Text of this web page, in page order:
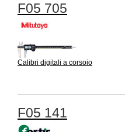
F05 705
Calibri digitali a corsoio
F05 141